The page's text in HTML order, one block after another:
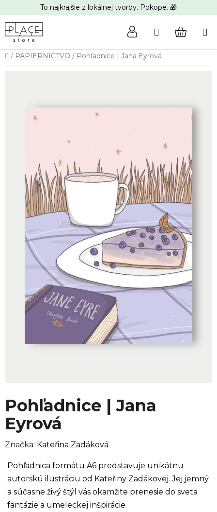
na
obsah
To najkrajšie z lokálnej tvorby. Pokope. 🎁
Hľadať
Domov
/ PAPIERNICTVO / Pohľadnice | Jana Eyrová
Pohľadnice | Jana
Eyrová
Značka: Kateřina Zadáková
Pohľadnica formátu A6 predstavuje unikátnu
autorskú ilustráciu od Kateřiny Zadákovej. Jej jemný
a súčasne živý štýl vás okamžite prenesie do sveta
fantázie a umeleckej inšpirácie.